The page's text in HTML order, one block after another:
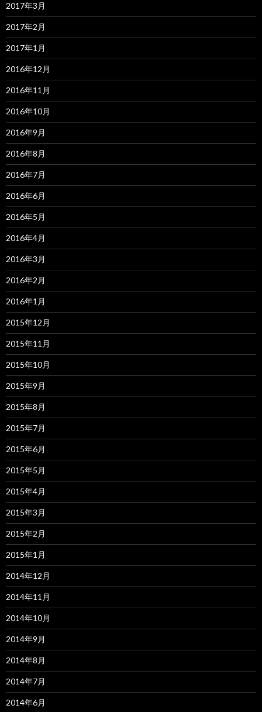
2017年3月
2017年2月
2017年1月
2016年12月
2016年11月
2016年10月
2016年9月
2016年8月
2016年7月
2016年6月
2016年5月
2016年4月
2016年3月
2016年2月
2016年1月
2015年12月
2015年11月
2015年10月
2015年9月
2015年8月
2015年7月
2015年6月
2015年5月
2015年4月
2015年3月
2015年2月
2015年1月
2014年12月
2014年11月
2014年10月
2014年9月
2014年8月
2014年7月
2014年6月